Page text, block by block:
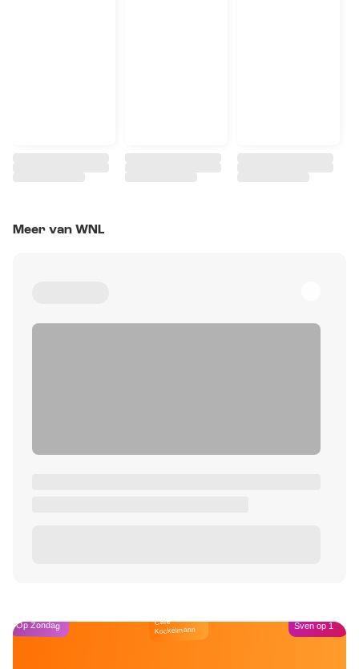
Meer van WNL
Op Zondag Café
Kockelmann Sven op 1